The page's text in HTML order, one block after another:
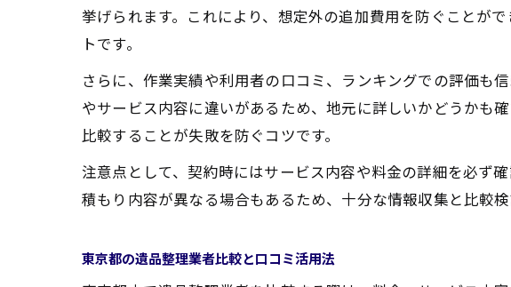
挙げられます。これにより、想定外の追加費用を防ぐことが
トです。
さらに、作業実績や利用者の口コミ、ランキングでの評価も
やサービス内容に違いがあるため、地元に詳しいかどうかも
比較することが失敗を防ぐコツです。
注意点として、契約時にはサービス内容や料金の詳細を必ず
積もり内容が異なる場合もあるため、十分な情報収集と比較検
東京都の遺品整理業者比較と口コミ活用法